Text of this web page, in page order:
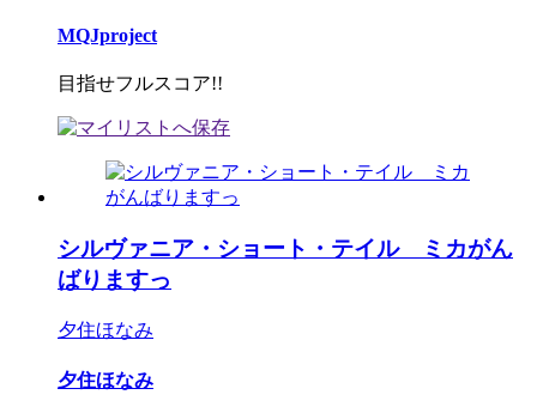
MQJproject
目指せフルスコア!!
シルヴァニア・ショート・テイル ミカがん
ばりますっ
夕住ほなみ
夕住ほなみ